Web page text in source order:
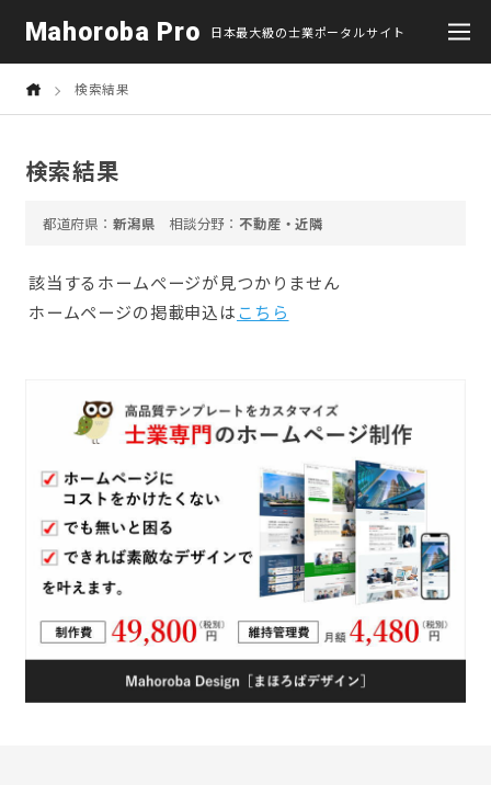
Mahoroba Pro 日本最大級の士業ポータルサイト
検索結果
検索結果
新潟県 不動産・近隣
該当するホームぺージが見つかりません
ホームページの掲載申込はこちら